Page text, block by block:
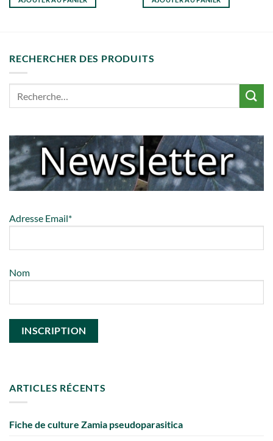
RECHERCHER DES PRODUITS
Adresse Email*
Nom
ARTICLES RÉCENTS
Fiche de culture Zamia pseudoparasitica